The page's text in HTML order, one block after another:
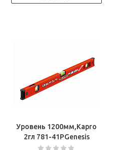
Уровень 1200мм,Kapro
2гл 781-41РGenesis